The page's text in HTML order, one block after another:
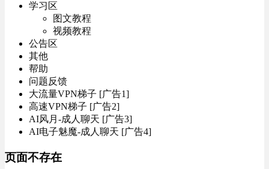
学习区
图文教程
视频教程
公告区
其他
帮助
问题反馈
大流量VPN梯子 [广告1]
高速VPN梯子 [广告2]
AI风月-成人聊天 [广告3]
AI电子魅魔-成人聊天 [广告4]
页面不存在